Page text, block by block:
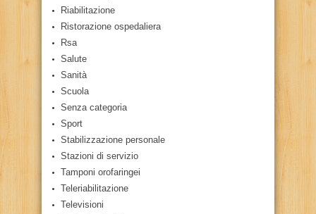
Riabilitazione
Ristorazione ospedaliera
Rsa
Salute
Sanità
Scuola
Senza categoria
Sport
Stabilizzazione personale
Stazioni di servizio
Tamponi orofaringei
Teleriabilitazione
Televisioni